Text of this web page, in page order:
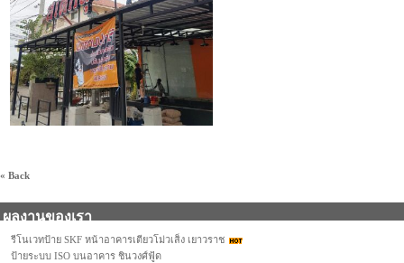
« Back
ผลงานของเรา
รีโนเวทป้าย SKF หน้าอาคารเตียวโม่วเส็ง เยาวราช
ป้ายระบบ ISO บนอาคาร ชินวงศ์ฟู้ด